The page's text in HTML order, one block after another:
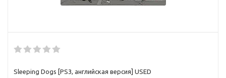
Sleeping Dogs [PS3, английская версия] USED